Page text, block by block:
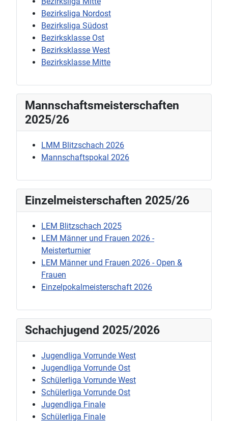
Bezirksliga Nordost
Bezirksliga Südost
Bezirksklasse Ost
Bezirksklasse West
Bezirksklasse Mitte
Mannschaftsmeisterschaften
2025/26
LMM Blitzschach 2026
Mannschaftspokal 2026
Einzelmeisterschaften 2025/26
LEM Blitzschach 2025
LEM Männer und Frauen 2026 -
Meisterturnier
LEM Männer und Frauen 2026 - Open &
Frauen
Einzelpokalmeisterschaft 2026
Schachjugend 2025/2026
Jugendliga Vorrunde West
Jugendliga Vorrunde Ost
Schülerliga Vorrunde West
Schülerliga Vorrunde Ost
Jugendliga Finale
Schülerliga Finale